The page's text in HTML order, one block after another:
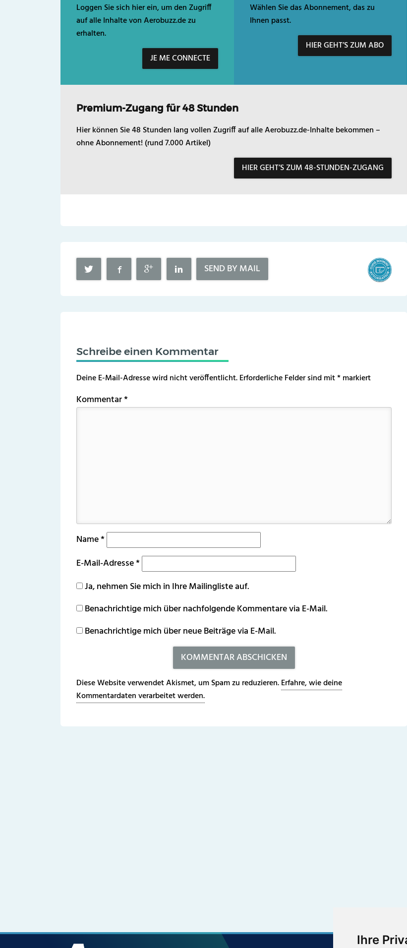
Ihre
Loggen Sie sich hier ein, um den Zugriff
auf alle Inhalte von Aerobuzz.de zu
erhalten.
JE ME CONNECTE
Wählen Sie das Abonnement, das zu
Ihnen passt.
HIER GEHT’S ZUM ABO
Premium-Zugang für 48 Stunden
Hier können Sie 48 Stunden lang vollen Zugriff auf alle Aerobuzz.de-Inhalte bekommen –
ohne Abonnement! (rund 7.000 Artikel)
HIER GEHT’S ZUM 48-STUNDEN-ZUGANG
SEND BY MAIL
Schreibe einen Kommentar
Deine E-Mail-Adresse wird nicht veröffentlicht.Erforderliche Felder sind mit*markiert
Kommentar*
Name*
E-Mail-Adresse*
Ja, nehmen Sie mich in Ihre Mailingliste auf.
Benachrichtige mich über nachfolgende Kommentare via E-Mail.
Benachrichtige mich über neue Beiträge via E-Mail.
Diese Website verwendet Akismet, um Spam zu reduzieren.Erfahre, wie deine
Kommentardaten verarbeitet werden.